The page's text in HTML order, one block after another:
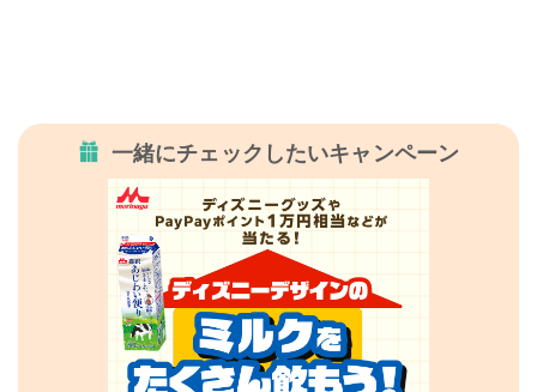
一緒にチェックしたいキャンペーン